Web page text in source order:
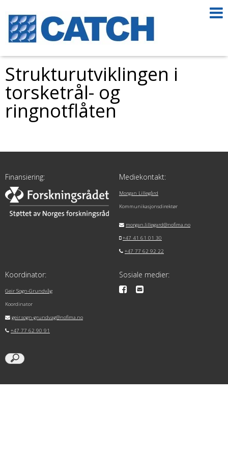
Strukturutviklingen i
torsketrål- og
ringnotflåten
Finansiering: Mediekontakt:
Morgan Lillegård
Kommunikasjonsdirektør
morgan.lillegard@nofima.no
+47 41 61 01 30
+47 77 62 92 22
Koordinator:
Geir Sogn-Grundvåg
Koordinator
geir.sogn-grundvag@nofima.no
+47 77 62 90 91
Sosiale medier: